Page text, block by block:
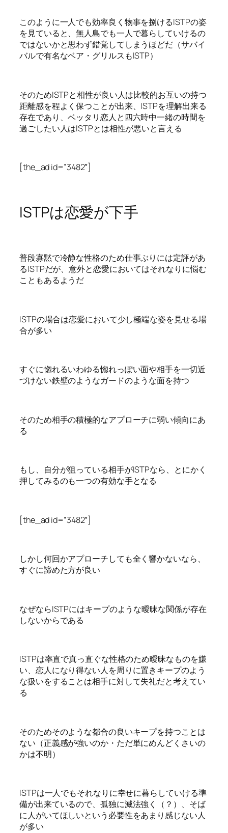
このように一人でも効率良く物事を捌けるISTPの姿
を見ていると、無人島でも一人で暮らしていけるの
ではないかと思わず錯覚してしまうほどだ（サバイ
バルで有名なベア・グリルスもISTP）
そのためISTPと相性が良い人は比較的お互いの持つ
距離感を程よく保つことが出来、ISTPを理解出来る
存在であり、ベッタリ恋人と四六時中一緒の時間を
過ごしたい人はISTPとは相性が悪いと言える
[the_ad id=”3482″]
ISTPは恋愛が下手
普段寡黙で冷静な性格のため仕事ぶりには定評があ
るISTPだが、意外と恋愛においてはそれなりに悩む
こともあるようだ
ISTPの場合は恋愛において少し極端な姿を見せる場
合が多い
すぐに惚れるいわゆる惚れっぽい面や相手を一切近
づけない鉄壁のようなガードのような面を持つ
そのため相手の積極的なアプローチに弱い傾向にあ
る
もし、自分が狙っている相手がISTPなら、とにかく
押してみるのも一つの有効な手となる
[the_ad id=”3482″]
しかし何回かアプローチしても全く響かないなら、
すぐに諦めた方が良い
なぜならISTPにはキープのような曖昧な関係が存在
しないからである
ISTPは率直で真っ直ぐな性格のため曖昧なものを嫌
い、恋人になり得ない人を周りに置きキープのよう
な扱いをすることは相手に対して失礼だと考えてい
る
そのためそのような都合の良いキープを持つことは
ない（正義感が強いのか・ただ単にめんどくさいの
かは不明）
ISTPは一人でもそれなりに幸せに暮らしていける準
備が出来ているので、孤独に滅法強く（？）、そば
に人がいてほしいという必要性をあまり感じない人
が多い